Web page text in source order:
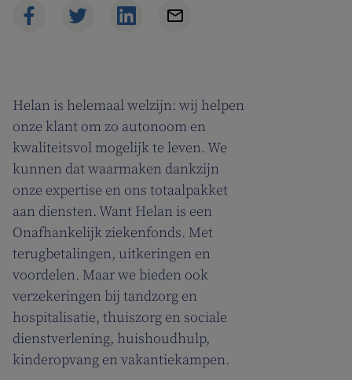
Helan is helemaal welzijn: wij helpen
onze klant om zo autonoom en
kwaliteitsvol mogelijk te leven. We
kunnen dat waarmaken dankzijn
onze expertise en ons totaalpakket
aan diensten. Want Helan is een
Onafhankelijk ziekenfonds. Met
terugbetalingen, uitkeringen en
voordelen. Maar we bieden ook
verzekeringen bij tandzorg en
hospitalisatie, thuiszorg en sociale
dienstverlening, huishoudhulp,
kinderopvang en vakantiekampen.